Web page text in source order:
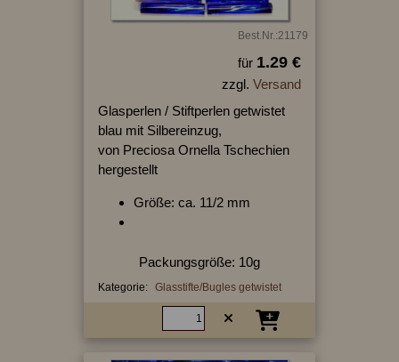
Best.Nr.:21179
für 1.29 €
zzgl. Versand
Glasperlen / Stiftperlen getwistet
blau mit Silbereinzug,
von Preciosa Ornella Tschechien
hergestellt
Größe: ca. 11/2 mm
Packungsgröße: 10g
Kategorie: Glasstifte/Bugles getwistet